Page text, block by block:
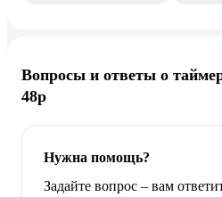
Вопросы и ответы о
48p
Нужна помощь?
Задайте вопрос – вам